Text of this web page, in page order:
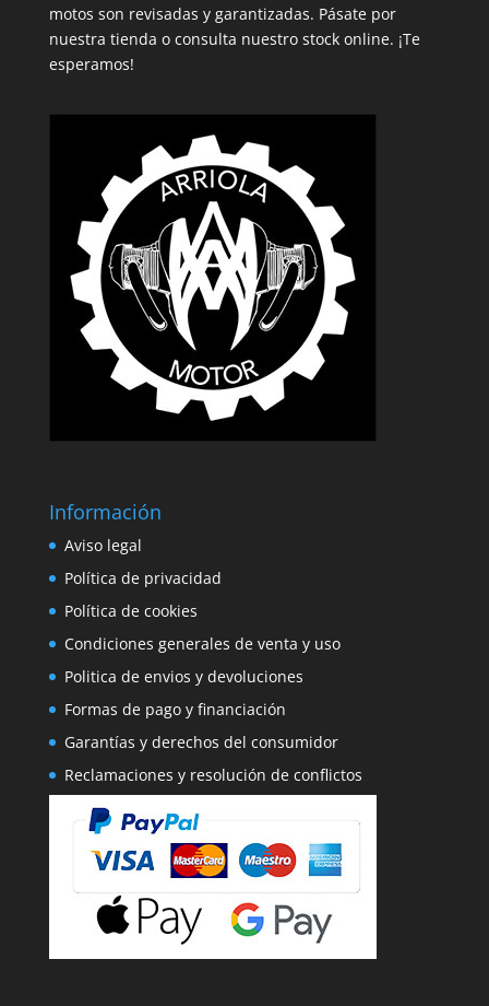
motos son revisadas y garantizadas. Pásate por
nuestra tienda o consulta nuestro stock online. ¡Te
esperamos!
Información
Aviso legal
Política de privacidad
Política de cookies
Condiciones generales de venta y uso
Politica de envios y devoluciones
Formas de pago y financiación
Garantías y derechos del consumidor
Reclamaciones y resolución de conflictos